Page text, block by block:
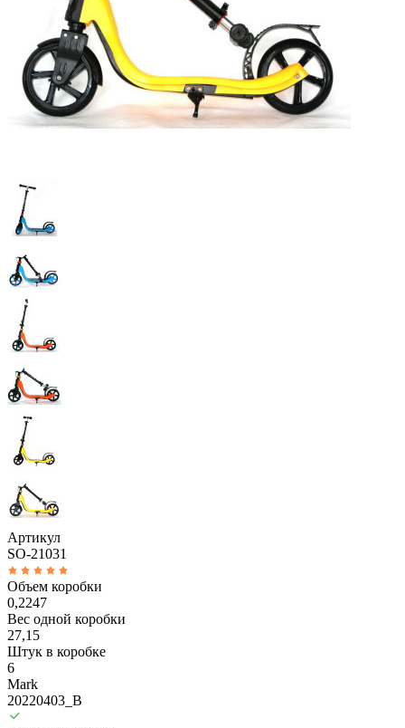
Артикул
SO-21031
Объем коробки
0,2247
Вес одной коробки
27,15
Штук в коробке
6
Mark
20220403_B